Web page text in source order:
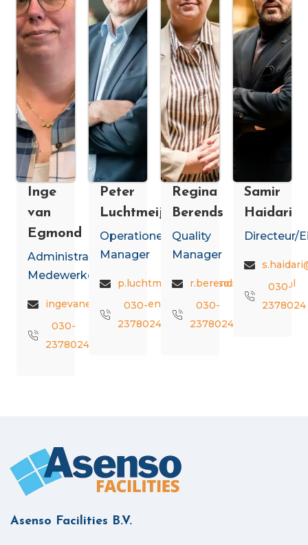
Inge
van
Egmond
Administratief
Medewerker
ingevanegmond@asenso.nl
030-
2378024
Peter
Luchtmeijer
Operationeel
Manager
p.luchtmeijer@asenso.nl
030-
2378024
Regina
Berends
Quality
Manager
r.berends@asenso.nl
030-
2378024
Samir
Haidari
Directeur/
030-
2378024
Asenso Facilities B.V.